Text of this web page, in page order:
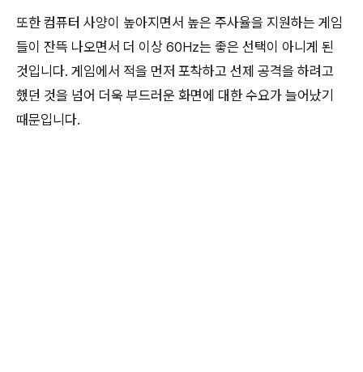
또한 컴퓨터 사양이 높아지면서 높은 주사율을 지원하는 게임
들이 잔뜩 나오면서 더 이상 60Hz는 좋은 선택이 아니게 된
것입니다. 게임에서 적을 먼저 포착하고 선제 공격을 하려고
했던 것을 넘어 더욱 부드러운 화면에 대한 수요가 늘어났기
때문입니다.